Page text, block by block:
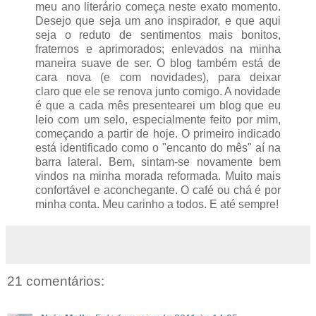
meu ano literário começa neste exato momento.
Desejo que seja um ano inspirador, e que aqui
seja o reduto de sentimentos mais bonitos,
fraternos e aprimorados; enlevados na minha
maneira suave de ser. O blog também está de
cara nova (e com novidades), para deixar
claro que ele se renova junto comigo. A novidade
é que a cada mês presentearei um blog que eu
leio com um selo, especialmente feito por mim,
começando a partir de hoje. O primeiro indicado
está identificado como o "encanto do mês" aí na
barra lateral. Bem, sintam-se novamente bem
vindos na minha morada reformada. Muito mais
confortável e aconchegante. O café ou chá é por
minha conta. Meu carinho a todos. E até sempre!
21 comentários: